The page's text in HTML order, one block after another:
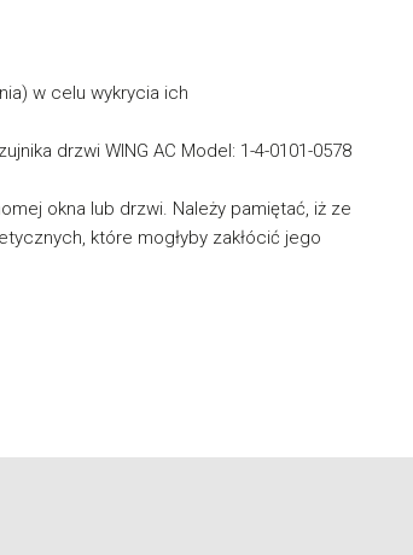
w celu wykrycia ich
drzwi WING AC Model: 1-4-0101-0578
okna lub drzwi. Należy pamiętać, iż ze
które mogłyby zakłócić jego